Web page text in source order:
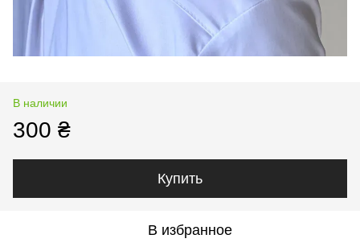
В наличии
300 ₴
Купить
В избранное